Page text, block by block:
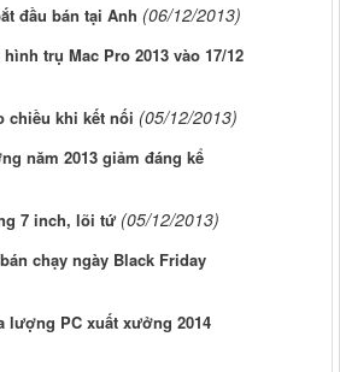
đầu bán tại Anh (06/12/2013)
trụ Mac Pro 2013 vào 17/12
chiều khi kết nối (05/12/2013)
năm 2013 giảm đáng kể
7 inch, lõi tứ (05/12/2013)
chạy ngày Black Friday
lượng PC xuất xưởng 2014